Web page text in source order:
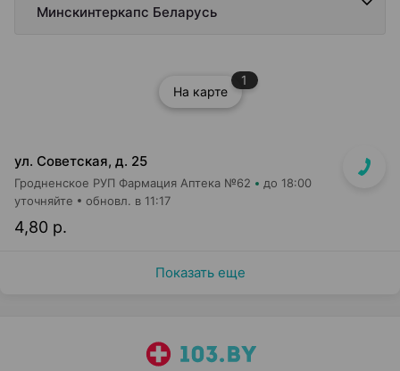
Минскинтеркапс Беларусь
На карте
1
ул. Советская, д. 25
Гродненское РУП Фармация Аптека №62 до 18:00
4,80 р.
уточняйте обновл. в 11:17
Показать еще